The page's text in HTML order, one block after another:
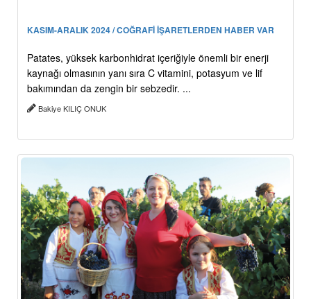
KASIM-ARALIK 2024 / COĞRAFİ İŞARETLERDEN HABER VAR
Patates, yüksek karbonhidrat içeriğiyle önemli bir enerji
kaynağı olmasının yanı sıra C vitamini, potasyum ve lif
bakımından da zengin bir sebzedir. ...
Bakiye KILIÇ ONUK